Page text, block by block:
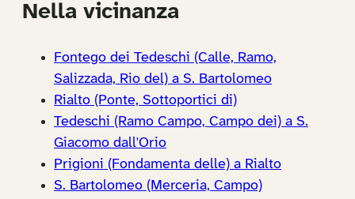
Nella vicinanza
Fontego dei Tedeschi (Calle, Ramo,
Salizzada, Rio del) a S. Bartolomeo
Rialto (Ponte, Sottoportici di)
Tedeschi (Ramo Campo, Campo dei) a S.
Giacomo dall'Orio
Prigioni (Fondamenta delle) a Rialto
S. Bartolomeo (Merceria, Campo)